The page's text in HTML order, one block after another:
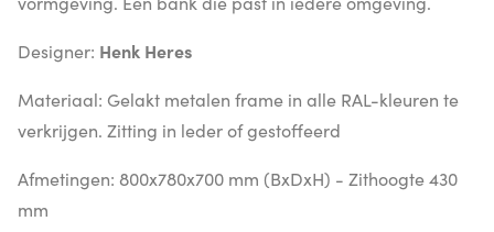
Designer: Henk Heres
Materiaal: Gelakt metalen frame in alle RAL-kleuren te
verkrijgen. Zitting in leder of gestoffeerd
Afmetingen: 800x780x700 mm (BxDxH) - Zithoogte 430
mm